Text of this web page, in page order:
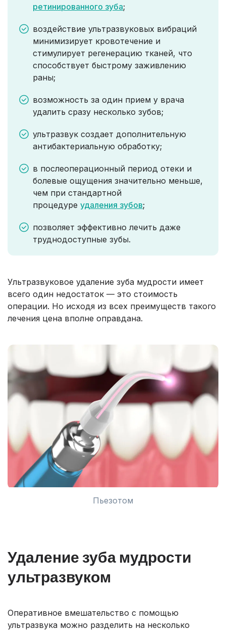
ретинированного зуба;
воздействие ультразвуковых вибраций
минимизирует кровотечение и
стимулирует регенерацию тканей, что
способствует быстрому заживлению
раны;
возможность за один прием у врача
удалить сразу несколько зубов;
ультразвук создает дополнительную
антибактериальную обработку;
в послеоперационный период отеки и
болевые ощущения значительно меньше,
чем при стандартной
процедуре удаления зубов;
позволяет эффективно лечить даже
труднодоступные зубы.
Ультразвуковое удаление зуба мудрости имеет
всего один недостаток — это стоимость
операции. Но исходя из всех преимуществ такого
лечения цена вполне оправдана.
Пьезотом
Удаление зуба мудрости
ультразвуком
Оперативное вмешательство с помощью
ультразвука можно разделить на несколько